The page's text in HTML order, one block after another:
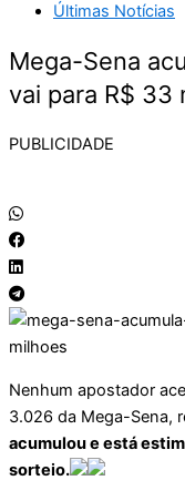
Últimas Notícias
Mega-Sena
vai para R$ 33
PUBLICIDADE
Nenhum apostador
3.026 da Mega-Sena,
acumulou e está
sorteio.